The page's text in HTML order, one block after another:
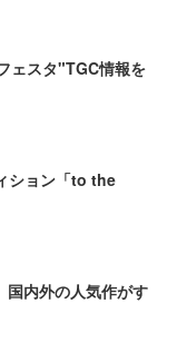
ェスタ"TGC情報を
ション「to the
国内外の人気作がす